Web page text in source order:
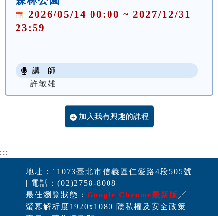
2026/05/14 00:00 ~ 2027/12/31
23:59
講 師
許敏雄
加入我有興趣的課程
:::
地址：11073臺北市信義區仁愛路4段505號
| 電話：(02)2758-8008
最佳瀏覽狀態： Google Chrome最新版 ╱
螢幕解析度1920x1080 隱私權及安全政策